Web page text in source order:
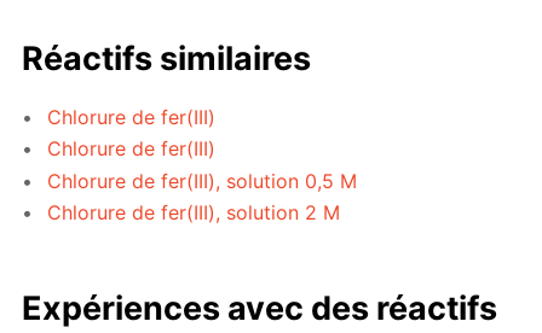
Réactifs similaires
Chlorure de fer(III)
Chlorure de fer(III)
Chlorure de fer(III), solution 0,5 M
Chlorure de fer(III), solution 2 M
Expériences avec des réactifs